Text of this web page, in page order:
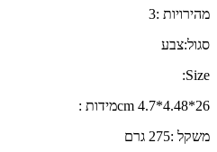
מהירויות :3
סגול:צבע
Size:
26*4.48*4.7 cm
מידות :
משקל :275 גרם